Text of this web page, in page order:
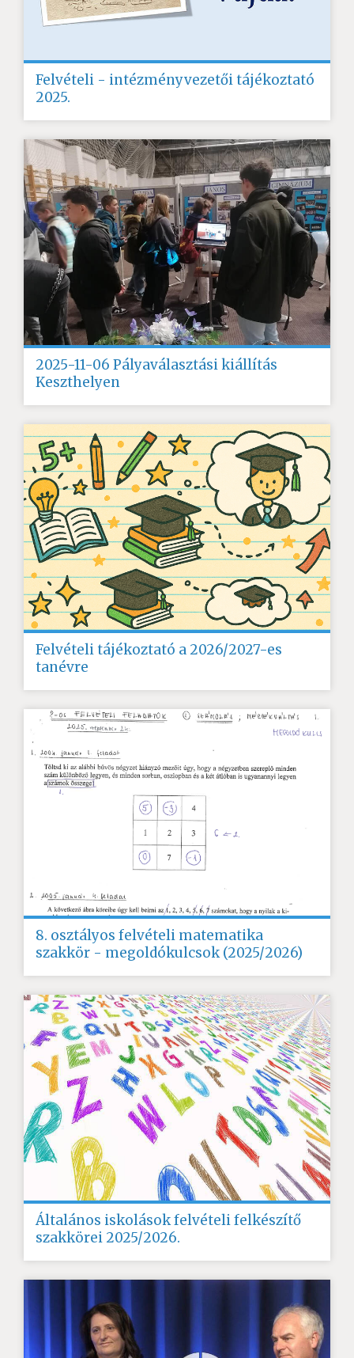
Felvételi - intézményvezetői tájékoztató
2025.
2025-11-06 Pályaválasztási kiállítás
Keszthelyen
Felvételi tájékoztató a 2026/2027-es
tanévre
8. osztályos felvételi matematika
szakkör - megoldókulcsok (2025/2026)
Általános iskolások felvételi felkészítő
szakkörei 2025/2026.